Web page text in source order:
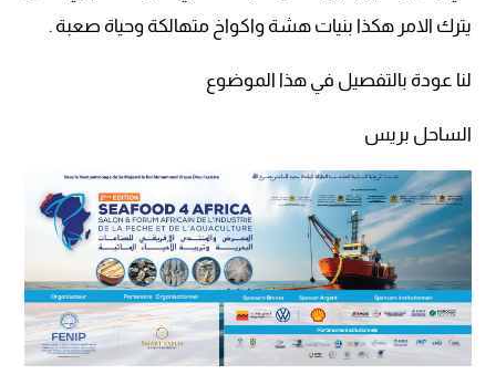
يترك الامر هكذا بنيات هشة واكواخ متهالكة وحياة صعبة .
لنا عودة بالتفصيل في هذا الموضوع
الساحل بريس